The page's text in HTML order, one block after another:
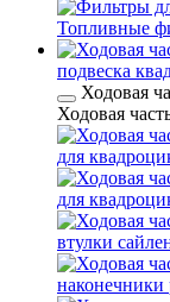
Топливные
подвеска
Ходовая
Ходовая
для
для
втулки
наконечники